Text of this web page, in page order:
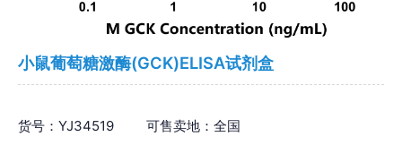
小鼠葡萄糖激酶(GCK)ELISA试剂盒
货号：YJ34519 可售卖地：全国